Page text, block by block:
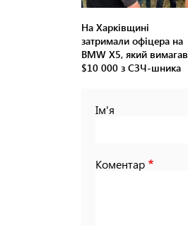
На Харківщині
затримали офіцера на
BMW Х5, який вимагав
$10 000 з СЗЧ-шника
Ім'я
Коментар